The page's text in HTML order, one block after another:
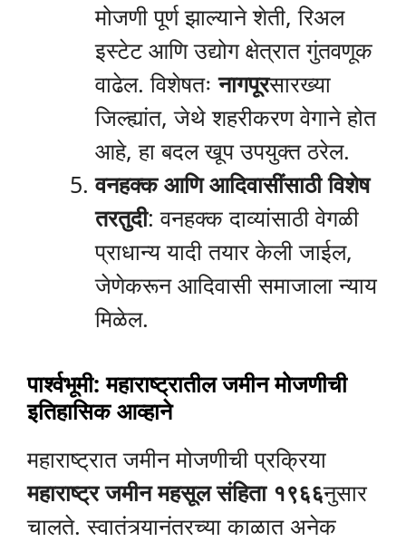
मोजणी पूर्ण झाल्याने शेती, रिअल
इस्टेट आणि उद्योग क्षेत्रात गुंतवणूक
वाढेल. विशेषतःनागपूरसारख्या
जिल्ह्यांत, जेथे शहरीकरण वेगाने होत
आहे, हा बदल खूप उपयुक्त ठरेल.
वनहक्क आणि आदिवासींसाठी विशेष
तरतुदी: वनहक्क दाव्यांसाठी वेगळी
प्राधान्य यादी तयार केली जाईल,
जेणेकरून आदिवासी समाजाला न्याय
मिळेल.
पार्श्वभूमी: महाराष्ट्रातील जमीन मोजणीची
इतिहासिक आव्हाने
महाराष्ट्रात जमीन मोजणीची प्रक्रिया
महाराष्ट्र जमीन महसूल संहिता १९६६नुसार
चालते. स्वातंत्र्यानंतरच्या काळात अनेक